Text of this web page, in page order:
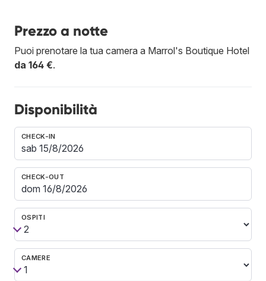
Prezzo a notte
Puoi prenotare la tua camera a Marrol's Boutique Hotel
da 164 €.
Disponibilità
CHECK-IN
CHECK-OUT
OSPITI
CAMERE